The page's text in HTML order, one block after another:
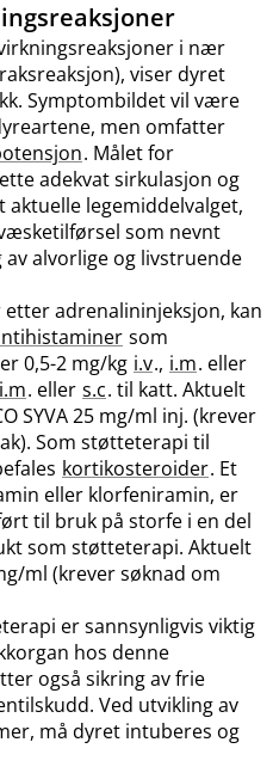
i nær
viser dyret
Symptombildet vil være
men omfatter
. Målet for
adekvat sirkulasjon og
legemiddelvalget,
som nevnt
alvorlige og livstruende
adrenalininjeksjon, kan
som
0,5-2 mg/kg i.v., i.m. eller
i.m. eller s.c. til katt. Aktuelt
SYVA 25 mg/ml inj. (krever
Som støtteterapi til
kortikosteroider. Et
eller klorfeniramin, er
til bruk på storfe i en del
som støtteterapi. Aktuelt
ml (krever søknad om
er sannsynligvis viktig
hos denne
også sikring av frie
Ved utvikling av
må dyret intuberes og